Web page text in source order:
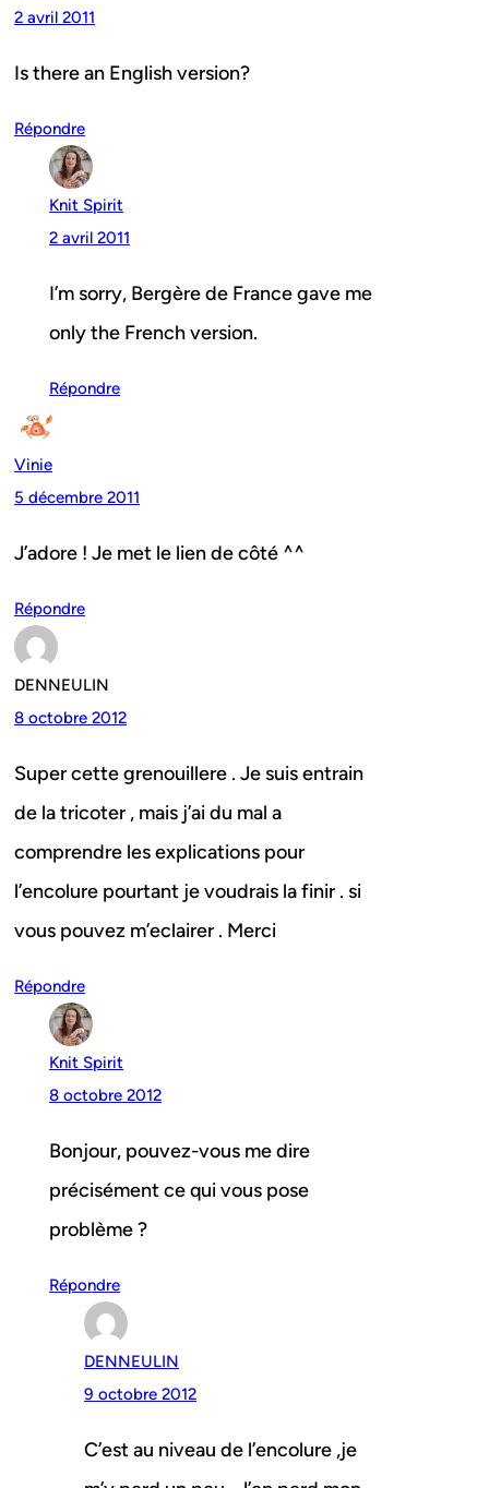
2 avril 2011
Is there an English version?
Répondre
Knit Spirit
2 avril 2011
I’m sorry, Bergère de France gave me
only the French version.
Répondre
Vinie
5 décembre 2011
J’adore ! Je met le lien de côté ^^
Répondre
DENNEULIN
8 octobre 2012
Super cette grenouillere . Je suis entrain
de la tricoter , mais j’ai du mal a
comprendre les explications pour
l’encolure pourtant je voudrais la finir . si
vous pouvez m’eclairer . Merci
Répondre
Knit Spirit
8 octobre 2012
Bonjour, pouvez-vous me dire
précisément ce qui vous pose
problème ?
Répondre
DENNEULIN
9 octobre 2012
C’est au niveau de l’encolure ,je